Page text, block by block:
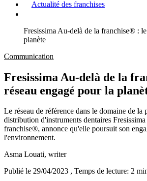
Actualité des franchises
Fresissima Au-delà de la franchise® :
planète
Communication
Fresissima Au-delà de la
réseau engagé pour la
Le réseau de référence dans le domaine de la
distribution d'instruments dentaires
franchise®, annonce qu'elle poursuit son
l'environnement.
Asma Louati, writer
Publié le 29/04/2023 , Temps de lecture: 2